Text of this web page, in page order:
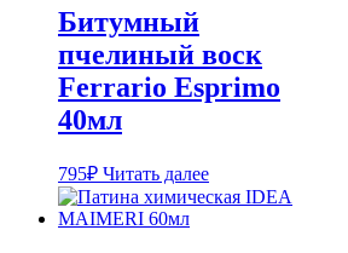
вариаций.
Опции
можно
выбрать
на
Битумный
пчелиный воск
Ferrario Esprimo
40мл
795₽ Читать далее